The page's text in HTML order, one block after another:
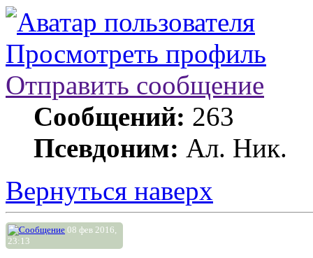
Просмотреть профиль
Отправить сообщение
Сообщений: 263
Псевдоним: Ал. Ник.
Вернуться наверх
08 фев 2016,
23:13